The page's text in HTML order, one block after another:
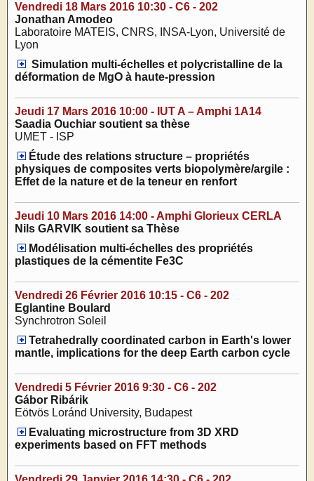
Vendredi 18 Mars 2016 10:30 - C6 - 202
Jonathan Amodeo
Laboratoire MATEIS, CNRS, INSA-Lyon, Université de
Lyon
Simulation multi-échelles et polycristalline de la
déformation de MgO à haute-pression
Jeudi 17 Mars 2016 10:00 - IUT A – Amphi 1A14
Saadia Ouchiar soutient sa thèse
UMET - ISP
Étude des relations structure – propriétés
physiques de composites verts biopolymère/argile :
Effet de la nature et de la teneur en renfort
Jeudi 10 Mars 2016 14:00 - Amphi Glorieux CERLA
Nils GARVIK soutient sa Thèse
Modélisation multi-échelles des propriétés
plastiques de la cémentite Fe3C
Vendredi 26 Février 2016 10:15 - C6 - 202
Eglantine Boulard
Synchrotron Soleil
Tetrahedrally coordinated carbon in Earth's lower
mantle, implications for the deep Earth carbon cycle
Vendredi 5 Février 2016 9:30 - C6 - 202
Gábor Ribárik
Eötvös Loránd University, Budapest
Evaluating microstructure from 3D XRD
experiments based on FFT methods